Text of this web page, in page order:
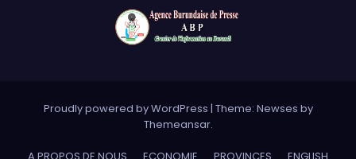
Proudly powered by WordPress | Theme: Newses by
Themeansar.